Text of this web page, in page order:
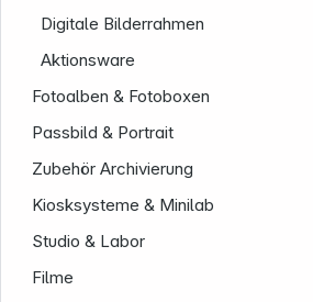
Digitale Bilderrahmen
Aktionsware
Fotoalben & Fotoboxen
Passbild & Portrait
Zubehör Archivierung
Kiosksysteme & Minilab
Studio & Labor
Filme